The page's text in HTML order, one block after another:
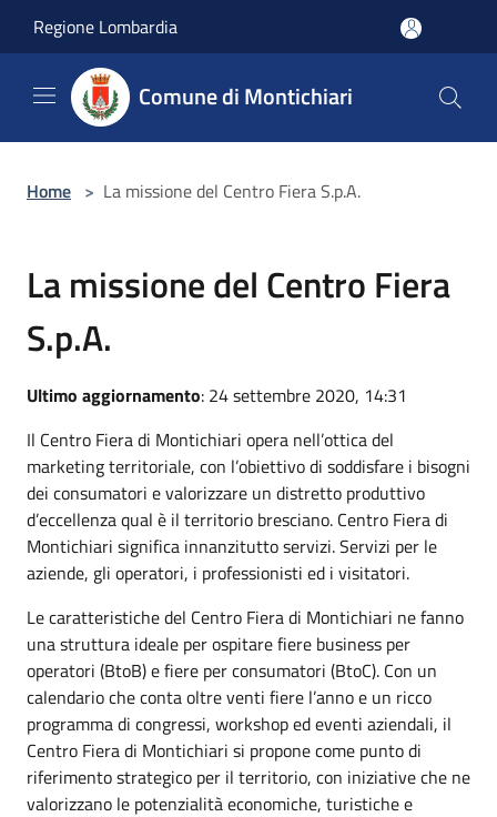
Regione Lombardia
Comune di Montichiari
Home > La missione del Centro Fiera S.p.A.
La missione del Centro Fiera
S.p.A.
Ultimo aggiornamento: 24 settembre 2020, 14:31
Il Centro Fiera di Montichiari opera nell’ottica del
marketing territoriale, con l’obiettivo di soddisfare i bisogni
dei consumatori e valorizzare un distretto produttivo
d’eccellenza qual è il territorio bresciano. Centro Fiera di
Montichiari significa innanzitutto servizi. Servizi per le
aziende, gli operatori, i professionisti ed i visitatori.
Le caratteristiche del Centro Fiera di Montichiari ne fanno
una struttura ideale per ospitare fiere business per
operatori (BtoB) e fiere per consumatori (BtoC). Con un
calendario che conta oltre venti fiere l’anno e un ricco
programma di congressi, workshop ed eventi aziendali, il
Centro Fiera di Montichiari si propone come punto di
riferimento strategico per il territorio, con iniziative che ne
valorizzano le potenzialità economiche, turistiche e